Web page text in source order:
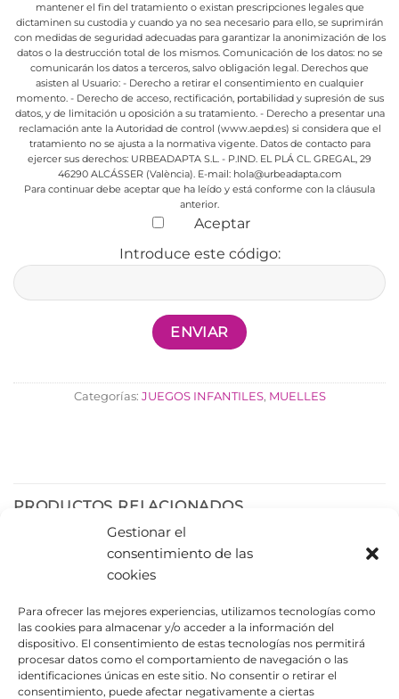
Gestionar el
consentimiento de las
cookies
Para ofrecer las mejores experiencias, utilizamos tecnologías como
las cookies para almacenar y/o acceder a la información del
dispositivo. El consentimiento de estas tecnologías nos permitirá
procesar datos como el comportamiento de navegación o las
identificaciones únicas en este sitio. No consentir o retirar el
consentimiento, puede afectar negativamente a ciertas
mantener el fin del tratamiento o existan prescripciones legales que
dictaminen su custodia y cuando ya no sea necesario para ello, se suprimirán
con medidas de seguridad adecuadas para garantizar la anonimización de los
datos o la destrucción total de los mismos.Comunicación de los datos: no se
comunicarán los datos a terceros, salvo obligación legal. Derechos que
asisten al Usuario: - Derecho a retirar el consentimiento en cualquier
momento.- Derecho de acceso, rectificación, portabilidad y supresión de sus
datos, y de limitación u oposición a su tratamiento.- Derecho a presentar una
reclamación ante la Autoridad de control (www.aepd.es) si considera que el
tratamiento no se ajusta a la normativa vigente.Datos de contacto para
ejercer sus derechos: URBEADAPTA S.L. - P.IND. EL PLÁ CL. GREGAL, 29
46290 ALCÁSSER (València). E-mail: hola@urbeadapta.com
Para continuar debe aceptar que ha leído y está conforme con la cláusula
anterior.
Aceptar
Introduce este código:
Categorías: JUEGOS INFANTILES, MUELLES
PRODUCTOS RELACIONADOS